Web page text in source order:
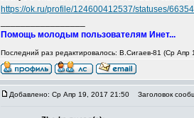
https://ok.ru/profile/124600412537/statuses/
Помощь молодым пользователям Инет...
Последний раз редактировалось: В.Сигаев-81 (Ср Апр
Добавлено: Ср Апр 19, 2017 21:50 Заголовок